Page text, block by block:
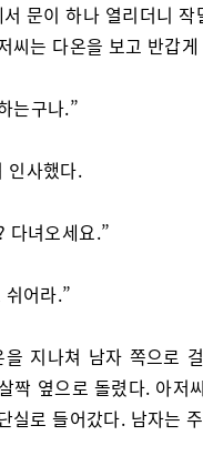
문이 하나 열리더니 작
씨는 다온을 보고 반갑
는구나.”
인사했다.
다녀오세요.”
어라.”
을 지나쳐 남자 쪽으로
짝 옆으로 돌렸다. 아저
실로 들어갔다. 남자는